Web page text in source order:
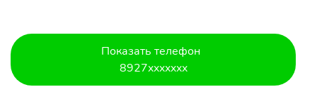
Показать телефон
8927xxxxxxx